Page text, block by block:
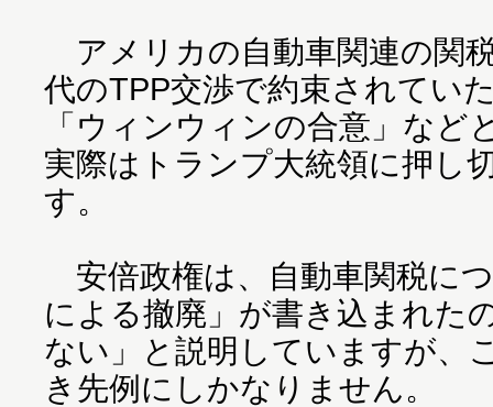
アメリカの自動車関連の関
代のTPP交渉で約束されてい
「ウィンウィンの合意」など
実際はトランプ大統領に押し
す。
安倍政権は、自動車関税に
による撤廃」が書き込まれた
ない」と説明していますが、
き先例にしかなりません。